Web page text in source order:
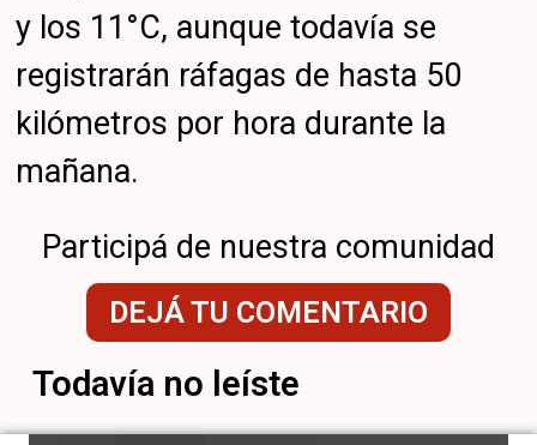
y los 11°C, aunque todavía se
registrarán ráfagas de hasta 50
kilómetros por hora durante la
mañana.
Participá de nuestra comunidad
DEJÁ TU COMENTARIO
Todavía no leíste